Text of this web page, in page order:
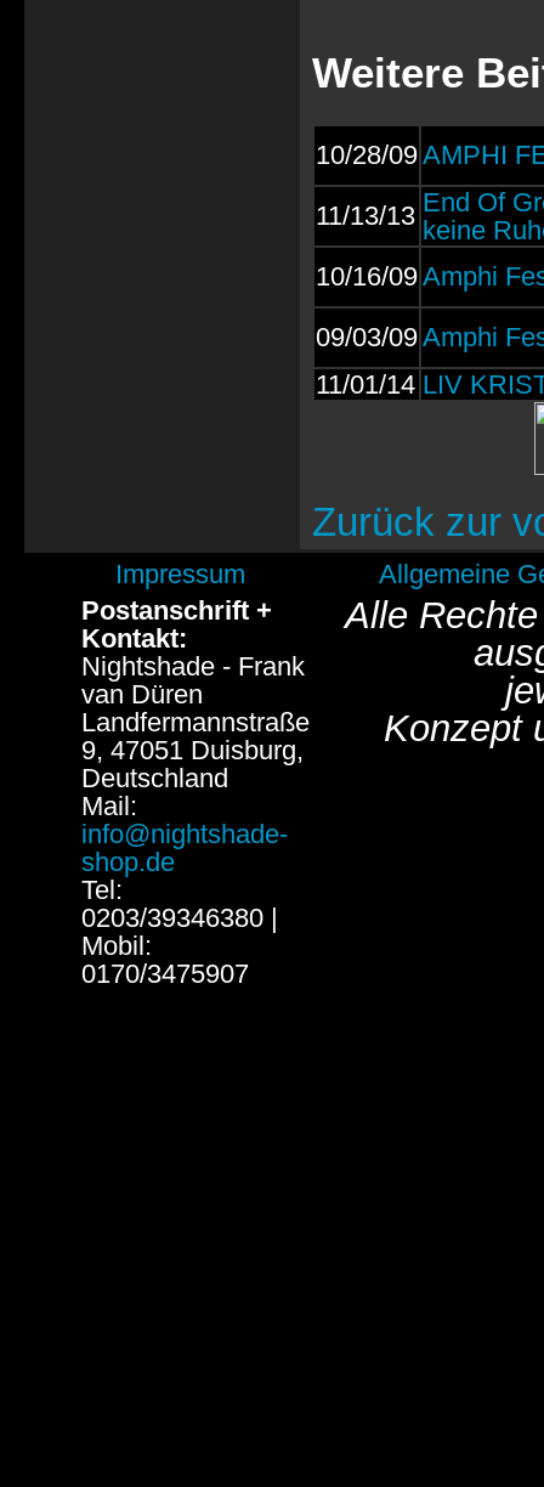
Weitere
10/28/09AMPHI
11/13/13 End Of
keine
10/16/09Amphi
09/03/09Amphi
11/01/14 LIV
Zurück zur
Impressum
Allgemeine
Postanschrift +
Kontakt:
Nightshade - Frank
van Düren
Landfermannstraße
9, 47051 Duisburg,
Deutschland
Mail:
info@nightshade-
shop.de
Tel:
0203/39346380 |
Mobil:
0170/3475907
Alle
Konzept